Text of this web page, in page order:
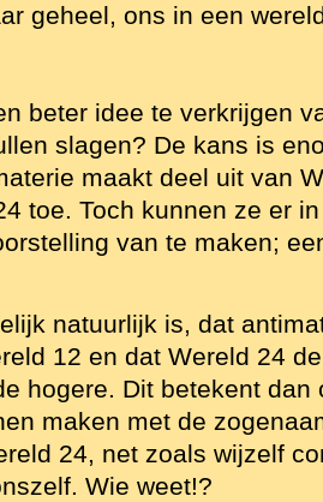
geheel, ons in een
beter idee te verkrijgen
slagen? De kans is
maakt deel uit van
toe. Toch kunnen ze er
van te maken;
natuurlijk is, dat
12 en dat Wereld 24
hogere. Dit betekent dan
maken met de
24, net zoals wijzelf
Wie weet!?